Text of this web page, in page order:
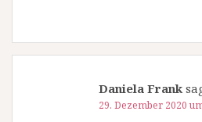
Daniela Frank
29. Dezember 2020